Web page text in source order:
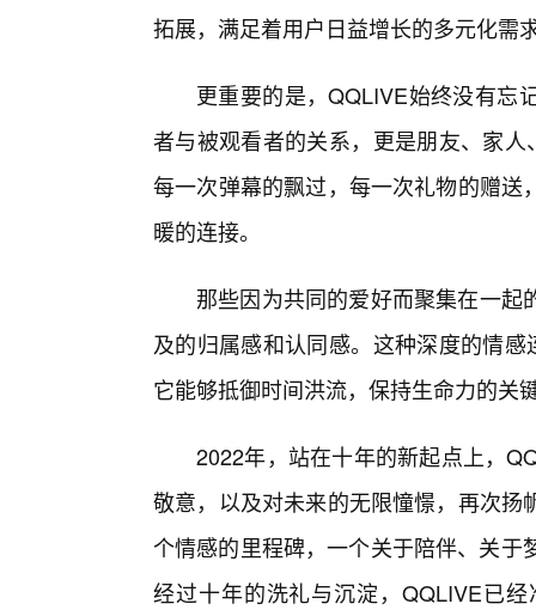
拓展，满足着用户日益增长的多元化需
更重要的是，QQLIVE始终没有忘
者与被观看者的关系，更是朋友、家
每一次弹幕的飘过，每一次礼物的赠
暖的连接。
那些因为共同的爱好而聚集在一
及的归属感和认同感。这种深度的情
它能够抵御时间洪流，保持生命力的关
2022年，站在十年的新起点上，
敬意，以及对未来的无限憧憬，再次
个情感的里程碑，一个关于陪伴、关
经过十年的洗礼与沉淀，QQLIVE已